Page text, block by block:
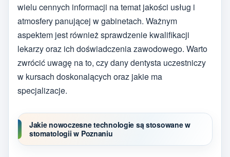
wielu cennych informacji na temat jakości usług i
atmosfery panującej w gabinetach. Ważnym
aspektem jest również sprawdzenie kwalifikacji
lekarzy oraz ich doświadczenia zawodowego. Warto
zwrócić uwagę na to, czy dany dentysta uczestniczy
w kursach doskonalących oraz jakie ma
specjalizacje.
Jakie nowoczesne technologie są stosowane w
stomatologii w Poznaniu